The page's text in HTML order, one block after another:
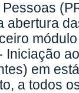
abertura
em
a todos